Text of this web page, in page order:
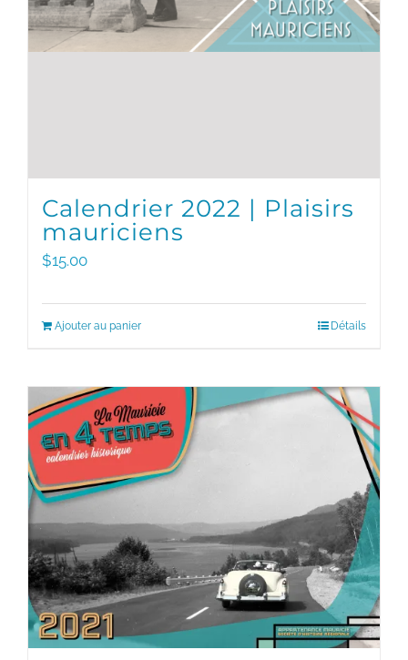
Calendrier 2022 | Plaisirs
mauriciens
$15.00
Ajouter au panier Détails